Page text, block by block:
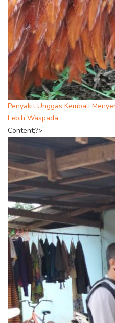
Penyakit Unggas Kembali
Lebih Waspada
Content;?>